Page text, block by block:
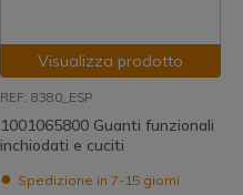
Visualizza prodotto
REF: 8380_ESP
1001065800 Guanti funzionali
inchiodati e cuciti
Spedizione in 7-15 giorni